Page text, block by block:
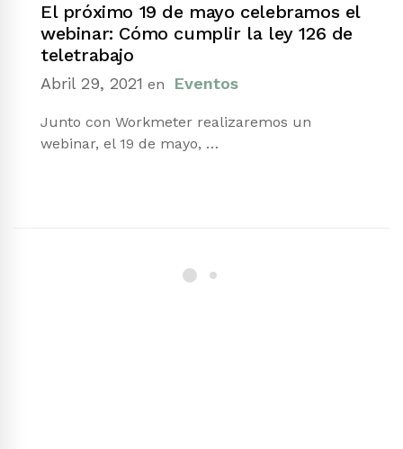
El próximo 19 de mayo celebramos el
webinar: Cómo cumplir la ley 126 de
teletrabajo
Abril 29, 2021 en Eventos
Junto con Workmeter realizaremos un
webinar, el 19 de mayo, …